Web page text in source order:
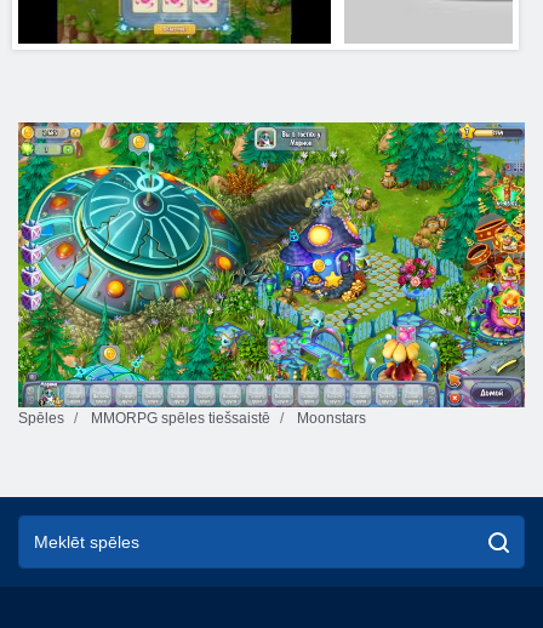
Spēles MMORPG spēles tiešsaistē Moonstars